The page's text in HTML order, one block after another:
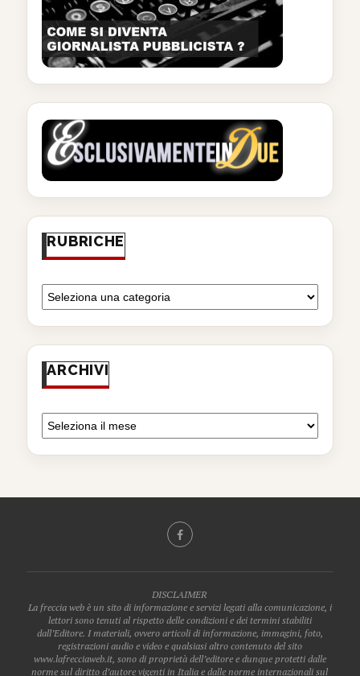
RUBRICHE
ARCHIVI
DISCLAIMER
La freccia web è un sito di informazione e servizi legati alla comunicazione, i
lettori sono tenuti al rispetto delle condizioni e dei termini stabiliti
dall’Editore. I materiali, ovvero articoli di informazione, immagini, foto,
registrazioni audio e video e qualsiasi altro contenuto del sito
www.lafrecciaweb.it, sono di proprietà dell’editore e dunque protetti dalle
norme sul diritto d’autore vigenti in Italia e dalle norme internazionali sul